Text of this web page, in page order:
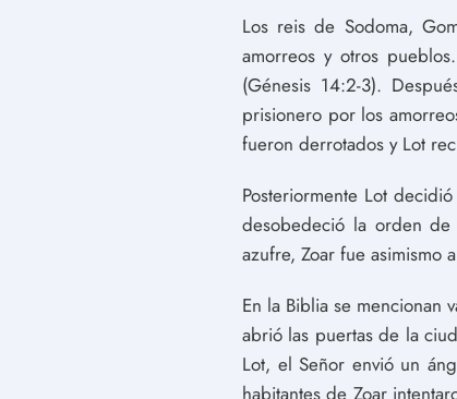
Los reis de Sodoma,
amorreos y otros
(Génesis 14:2-3).
prisionero por los
fueron derrotados y Lot
Posteriormente Lot
desobedeció la orden
azufre, Zoar fue asimismo
En la Biblia se mencionan
abrió las puertas de la
Lot, el Señor envió un
habitantes de Zoar